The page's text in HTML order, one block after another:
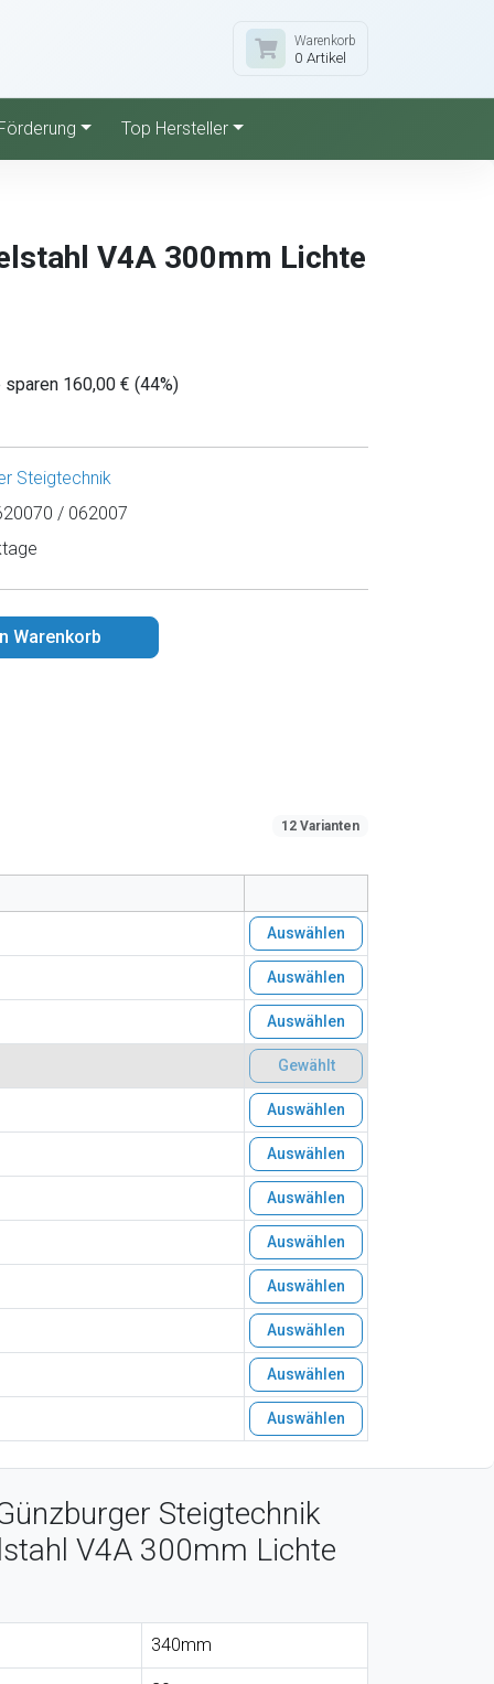
Warenkorb
0 Artikel
Top Hersteller
V4A 300mm Lichte
sparen 160,00 € (44%)
Steigtechnik
/ 062007
Warenkorb
12 Varianten
Auswählen
Auswählen
Auswählen
Gewählt
Auswählen
Auswählen
Auswählen
Auswählen
Auswählen
Auswählen
Auswählen
Auswählen
Steigtechnik
V4A 300mm Lichte
340mm